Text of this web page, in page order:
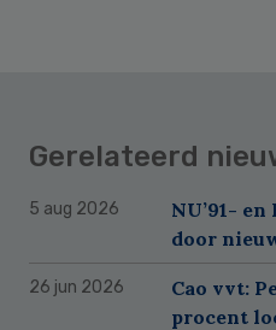
Gerelateerd
5 aug 2026
NU’91-
door
26 jun 2026
Cao vvt:
procent